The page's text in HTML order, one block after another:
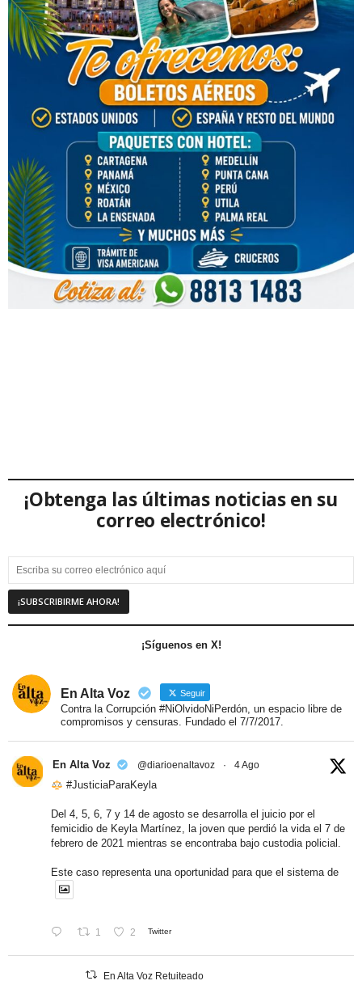
¡Obtenga las últimas noticias en su
correo electrónico!
¡Síguenos en X!
En Alta Voz Seguir
Contra la Corrupción #NiOlvidoNiPerdón, un espacio libre de
compromisos y censuras. Fundado el 7/7/2017.
En Alta Voz @diarioenaltavoz · 4 Ago
#JusticiaParaKeyla
Del 4, 5, 6, 7 y 14 de agosto se desarrolla el juicio por el
femicidio de Keyla Martínez, la joven que perdió la vida el 7 de
febrero de 2021 mientras se encontraba bajo custodia policial.
Este caso representa una oportunidad para que el sistema de
1 2 Twitter
En Alta Voz Retuiteado